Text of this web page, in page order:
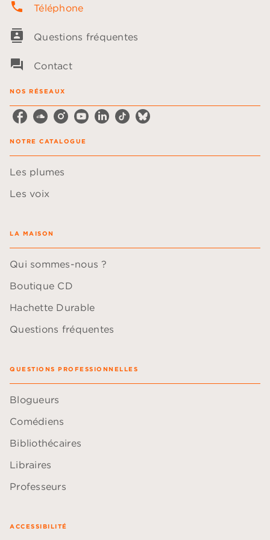
phone Téléphone
contacts Questions fréquentes
question_answer Contact
NOS RÉSEAUX
NOTRE CATALOGUE
Les plumes
Les voix
LA MAISON
Qui sommes-nous ?
Boutique CD
Hachette Durable
Questions fréquentes
QUESTIONS PROFESSIONNELLES
Blogueurs
Comédiens
Bibliothécaires
Libraires
Professeurs
ACCESSIBILITÉ